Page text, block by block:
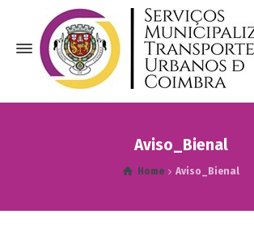
Aviso_Bienal
Home Aviso_Bienal